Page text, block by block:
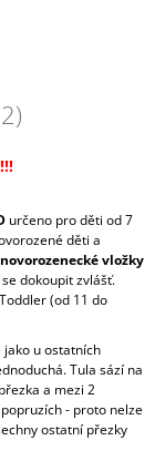
určeno pro děti od 7
děti a
novorozenecké vložky
dokoupit zvlášť.
(od 11 do
jako u ostatních
Tula sází na
a mezi 2
- proto nelze
ostatní přezky